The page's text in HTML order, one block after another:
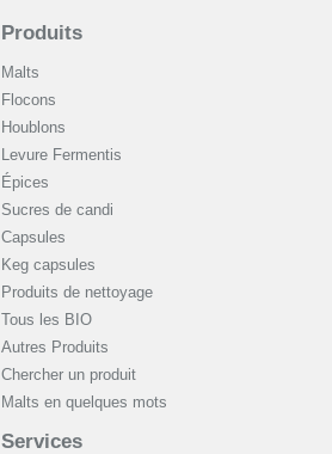
Produits
Malts
Flocons
Houblons
Levure Fermentis
Épices
Sucres de candi
Capsules
Keg capsules
Produits de nettoyage
Tous les BIO
Autres Produits
Chercher un produit
Malts en quelques mots
Services